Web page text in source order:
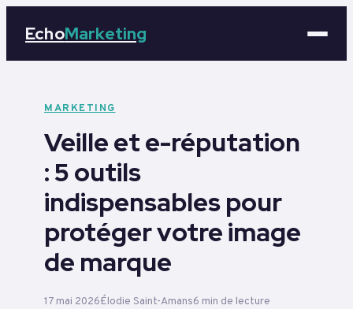
EchoMarketing
Business
Tech
Éducation
Emploi
MARKETING
Veille et e-réputation
: 5 outils
indispensables pour
protéger votre image
de marque
17 mai 2026Élodie Saint-Amans6 min de lecture